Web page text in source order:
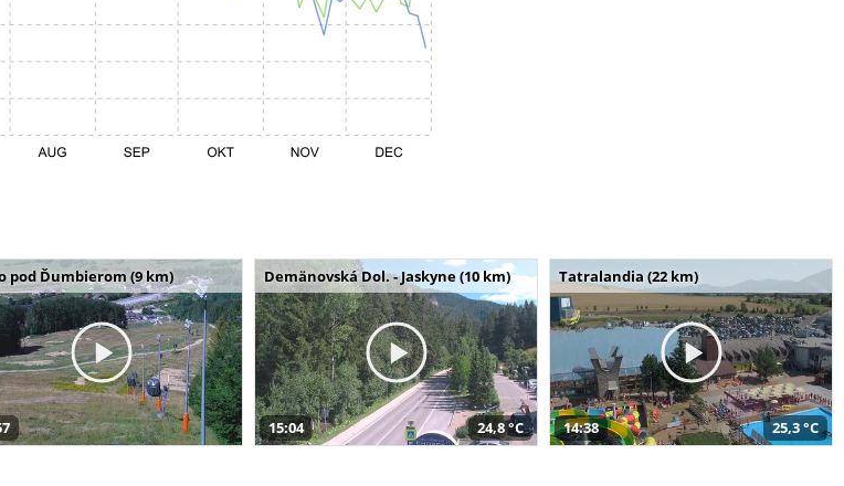
pod Ďumbierom (9 km) Demänovská Dol. - Jaskyne (10 km)
15:04 24,8 °C
Tatralandia (22 km)
14:38 25,3 °C